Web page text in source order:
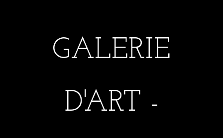
GALERIE
D'ART -